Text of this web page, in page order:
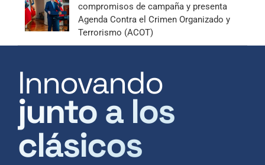
compromisos de campaña y presenta
Agenda Contra el Crimen Organizado y
Terrorismo (ACOT)
Innovando
junto a los
clásicos